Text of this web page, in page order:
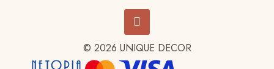
© 2026 UNIQUE DECOR